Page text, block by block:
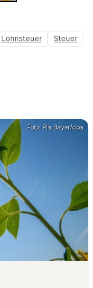
Lohnsteuer
Steuer
Foto: Pia Bayer/dpa